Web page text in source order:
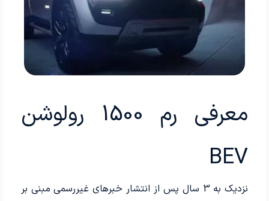
معرفی رم 1500 رولوشن
BEV
نزدیک به 3 سال پس از انتشار خبرهای غیررسمی مبنی بر